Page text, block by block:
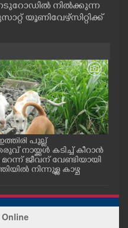
നിൽക്കുന്ന
യൂണിവേഴ്സിറ്റിക്ക്
പുല്ല്
നായ്ക്കൾ കടിച്ച് കീറാൻ
ജീവന് വേണ്ടിയായി
നിന്നുള്ള കാഴ്ച